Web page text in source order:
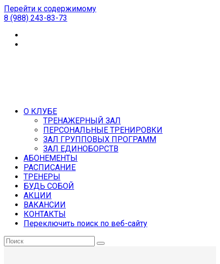
Перейти к содержимому
8 (988) 243-83-73
О КЛУБЕ
ТРЕНАЖЕРНЫЙ ЗАЛ
ПЕРСОНАЛЬНЫЕ ТРЕНИРОВКИ
ЗАЛ ГРУППОВЫХ ПРОГРАММ
ЗАЛ ЕДИНОБОРСТВ
АБОНЕМЕНТЫ
РАСПИСАНИЕ
ТРЕНЕРЫ
БУДЬ СОБОЙ
АКЦИИ
ВАКАНСИИ
КОНТАКТЫ
Переключить поиск по веб-сайту